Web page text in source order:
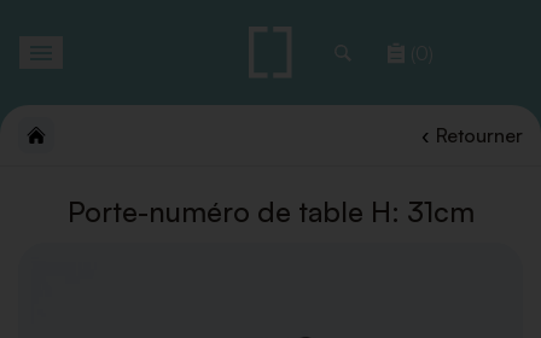
(0)
Retourner
Porte-numéro de table H: 31cm